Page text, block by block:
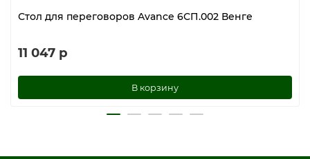
Стол для переговоров Avance 6СП.002 Венге
11 047 р
В корзину